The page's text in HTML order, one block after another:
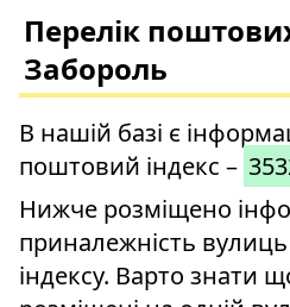
Перелік
Забороль
В нашій базі є
поштовий індекс –
Нижче розміщено
приналежність
індексу. Варто знати